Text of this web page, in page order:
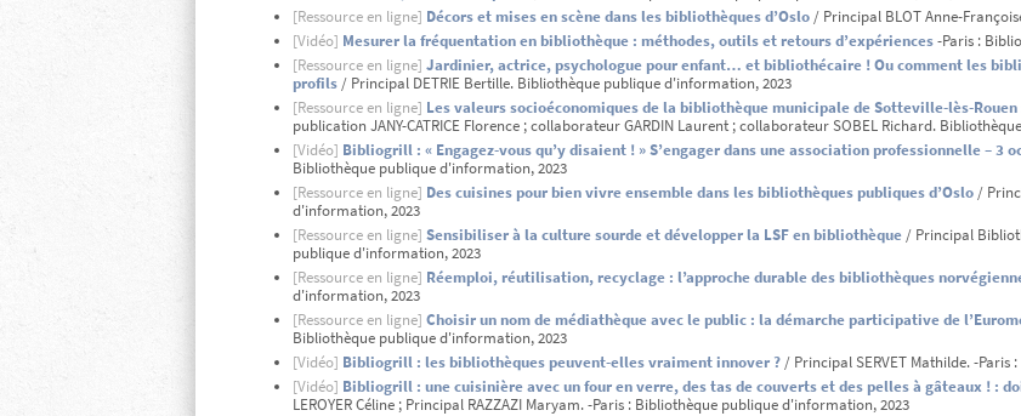
[Ressource en ligne] Décors et mises en scène dans les bibliothèques d’Oslo/ Principal BLOT Anne-
[Vidéo] Mesurer la fréquentation en bibliothèque : méthodes, outils et retours d’expériences-Paris :
[Ressource en ligne] Jardinier, actrice, psychologue pour enfant… et bibliothécaire ! Ou comment les
profils/ Principal DETRIE Bertille. Bibliothèque publique d'information, 2023
[Ressource en ligne] Les valeurs socioéconomiques de la bibliothèque municipale de Sotteville-lès-
publication JANY-CATRICE Florence ; collaborateur GARDIN Laurent ; collaborateur SOBEL Richard.
[Vidéo] Bibliogrill : « Engagez-vous qu’y disaient ! » S’engager dans une association professionnelle – 3
Bibliothèque publique d'information, 2023
[Ressource en ligne] Des cuisines pour bien vivre ensemble dans les bibliothèques publiques d’Oslo/
d'information, 2023
[Ressource en ligne] Sensibiliser à la culture sourde et développer la LSF en bibliothèque/ Principal
publique d'information, 2023
[Ressource en ligne] Réemploi, réutilisation, recyclage : l’approche durable des bibliothèques
d'information, 2023
[Ressource en ligne] Choisir un nom de médiathèque avec le public : la démarche participative de
Bibliothèque publique d'information, 2023
[Vidéo] Bibliogrill : les bibliothèques peuvent-elles vraiment innover ? / Principal SERVET Mathilde. -
[Vidéo] Bibliogrill : une cuisinière avec un four en verre, des tas de couverts et des pelles à gâteaux ! :
LEROYER Céline ; Principal RAZZAZI Maryam. -Paris : Bibliothèque publique d'information, 2023